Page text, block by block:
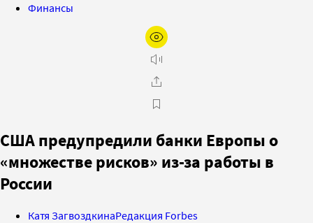
Финансы
США предупредили банки Европы о
«множестве рисков» из-за работы в
России
Катя ЗагвоздкинаРедакция Forbes